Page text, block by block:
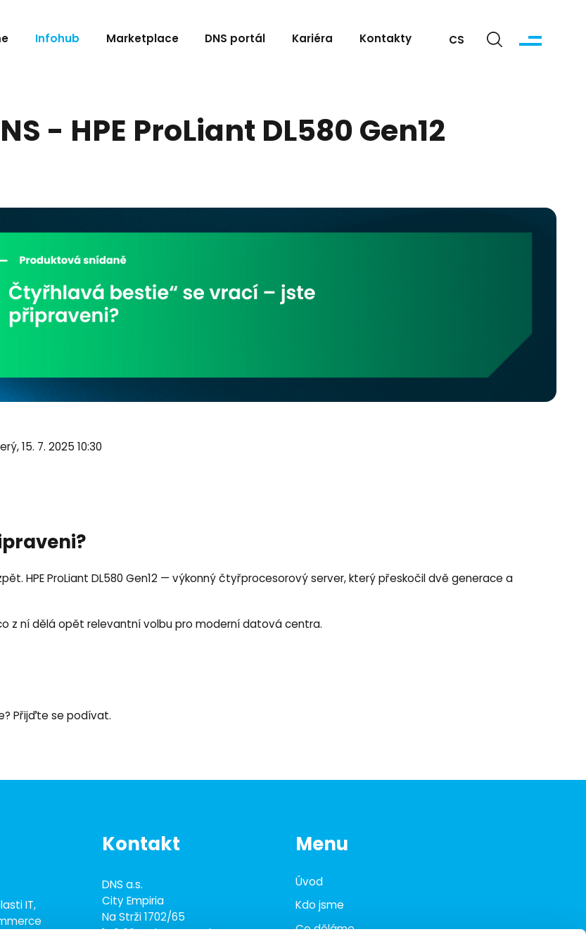
Infohub Marketplace DNS portál Kariéra Kontakty CS
- HPE ProLiant DL580 Gen12
15. 7. 2025 10:30
HPE ProLiant DL580 Gen12 — výkonný čtyřprocesorový server, který přeskočil dvě generace a
z ní dělá opět relevantní volbu pro moderní datová centra.
Přijďte se podívat.
IT,
Kontakt
DNS a.s.
City Empiria
Na Strži 1702/65
140 00 Praha 4 - Nusle
Menu
Úvod
Kdo jsme
Co děláme